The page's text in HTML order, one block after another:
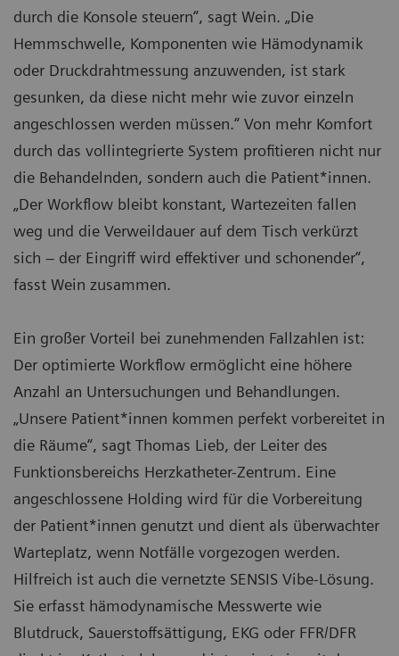
durch die Konsole steuern“, sagt Wein. „Die
Hemmschwelle, Komponenten wie Hämodynamik
oder Druckdrahtmessung anzuwenden, ist stark
gesunken, da diese nicht mehr wie zuvor einzeln
angeschlossen werden müssen.“ Von mehr Komfort
durch das vollintegrierte System profitieren nicht nur
die Behandelnden, sondern auch die Patient*innen.
„Der Workflow bleibt konstant, Wartezeiten fallen
weg und die Verweildauer auf dem Tisch verkürzt
sich – der Eingriff wird effektiver und schonender“,
fasst Wein zusammen.
Ein großer Vorteil bei zunehmenden Fallzahlen ist:
Der optimierte Workflow ermöglicht eine höhere
Anzahl an Untersuchungen und Behandlungen.
„Unsere Patient*innen kommen perfekt vorbereitet in
die Räume“, sagt Thomas Lieb, der Leiter des
Funktionsbereichs Herzkatheter-Zentrum. Eine
angeschlossene Holding wird für die Vorbereitung
der Patient*innen genutzt und dient als überwachter
Warteplatz, wenn Notfälle vorgezogen werden.
Hilfreich ist auch die vernetzte SENSIS Vibe-Lösung.
Sie erfasst hämodynamische Messwerte wie
Blutdruck, Sauerstoffsättigung, EKG oder FFR/DFR